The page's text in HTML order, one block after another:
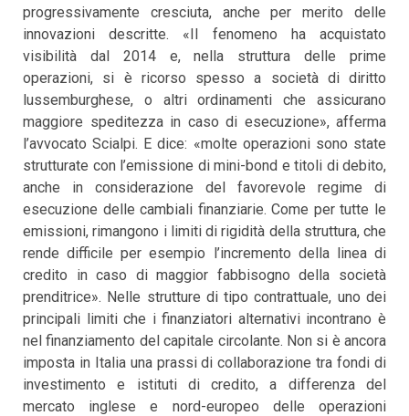
progressivamente cresciuta, anche per merito delle
innovazioni descritte. «Il fenomeno ha acquistato
visibilità dal 2014 e, nella struttura delle prime
operazioni, si è ricorso spesso a società di diritto
lussemburghese, o altri ordinamenti che assicurano
maggiore speditezza in caso di esecuzione», afferma
l’avvocato Scialpi. E dice: «molte operazioni sono state
strutturate con l’emissione di mini-bond e titoli di debito,
anche in considerazione del favorevole regime di
esecuzione delle cambiali finanziarie. Come per tutte le
emissioni, rimangono i limiti di rigidità della struttura, che
rende difficile per esempio l’incremento della linea di
credito in caso di maggior fabbisogno della società
prenditrice». Nelle strutture di tipo contrattuale, uno dei
principali limiti che i finanziatori alternativi incontrano è
nel finanziamento del capitale circolante. Non si è ancora
imposta in Italia una prassi di collaborazione tra fondi di
investimento e istituti di credito, a differenza del
mercato inglese e nord-europeo delle operazioni